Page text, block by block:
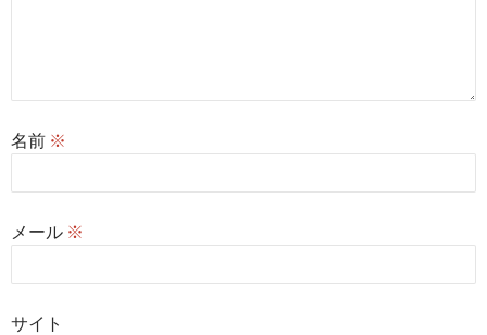
名前 ※
メール ※
サイト